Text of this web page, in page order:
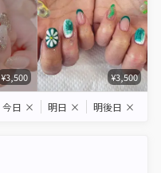
¥3,500 ¥3,500
今日 × 明日 × 明後日 ×